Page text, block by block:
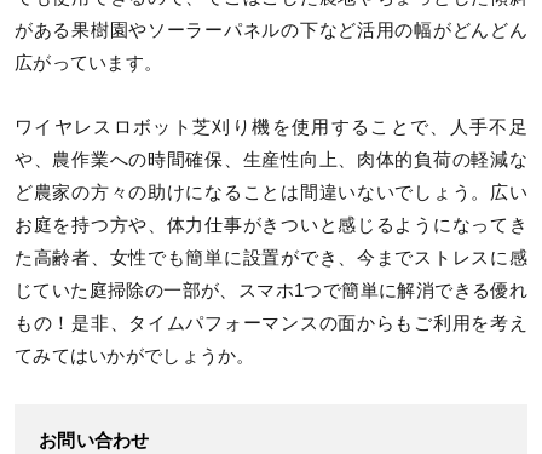
がある果樹園やソーラーパネルの下など活用の幅がどんどん
広がっています。
ワイヤレスロボット芝刈り機を使用することで、人手不足
や、農作業への時間確保、生産性向上、肉体的負荷の軽減な
ど農家の方々の助けになることは間違いないでしょう。広い
お庭を持つ方や、体力仕事がきついと感じるようになってき
た高齢者、女性でも簡単に設置ができ、今までストレスに感
じていた庭掃除の一部が、スマホ1つで簡単に解消できる優れ
もの！是非、タイムパフォーマンスの面からもご利用を考え
てみてはいかがでしょうか。
お問い合わせ